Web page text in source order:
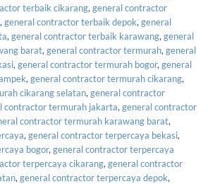
terbaik cikarang, general contractor
, general contractor terbaik depok, general
, general contractor terbaik karawang, general
barat, general contractor termurah, general
, general contractor termurah bogor, general
, general contractor termurah cikarang,
cikarang selatan, general contractor
contractor termurah jakarta, general contractor
contractor termurah karawang barat,
, general contractor terpercaya bekasi,
bogor, general contractor terpercaya
terpercaya cikarang, general contractor
, general contractor terpercaya depok,